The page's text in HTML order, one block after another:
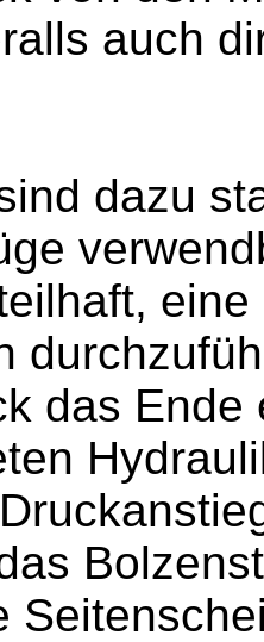
auch
dazu
das